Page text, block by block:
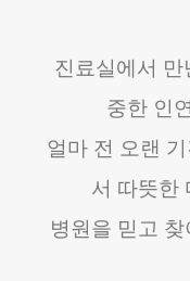
진료실에서
중한 인
얼마 전 오랜
서 따뜻한
병원을 믿고